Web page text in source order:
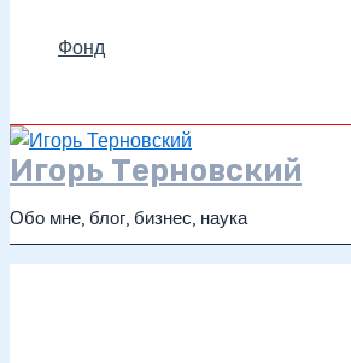
Фонд
Игорь Терновский
Обо мне, блог, бизнес, наука